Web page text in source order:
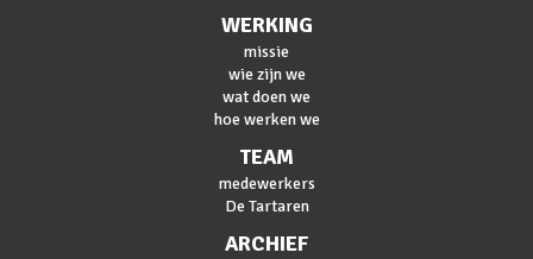
WERKING
missie
wie zijn we
wat doen we
hoe werken we
TEAM
medewerkers
De Tartaren
ARCHIEF